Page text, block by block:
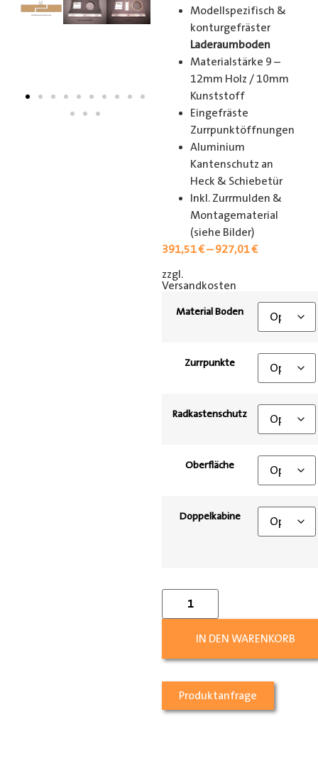
Modellspezifisch &
konturgefräster
Laderaumboden
Materialstärke 9 –
12mm Holz / 10mm
Kunststoff
Eingefräste
Zurrpunktöffnungen
Aluminium
Kantenschutz an
Heck & Schiebetür
Inkl. Zurrmulden &
Montagematerial
(siehe Bilder)
391,51€–927,01€
zzgl.
Versandkosten
Material Boden
Zurrpunkte
Radkastenschutz
Oberfläche
Doppelkabine
IN DEN WARENKORB
Produktanfrage